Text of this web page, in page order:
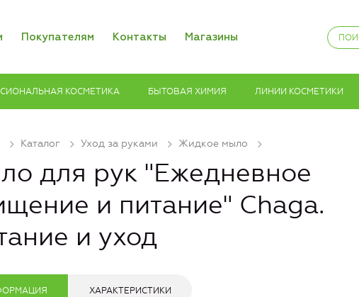
Покупателям Контакты Магазины
КОСМЕТИКА БЫТОВАЯ ХИМИЯ ЛИНИИ КОСМЕТИКИ
Каталог Уход за руками Жидкое мыло
для рук "Ежедневное
и питание" Chaga.
и уход
ХАРАКТЕРИСТИКИ